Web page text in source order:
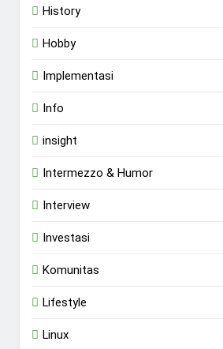
History
Hobby
Implementasi
Info
insight
Intermezzo & Humor
Interview
Investasi
Komunitas
Lifestyle
Linux